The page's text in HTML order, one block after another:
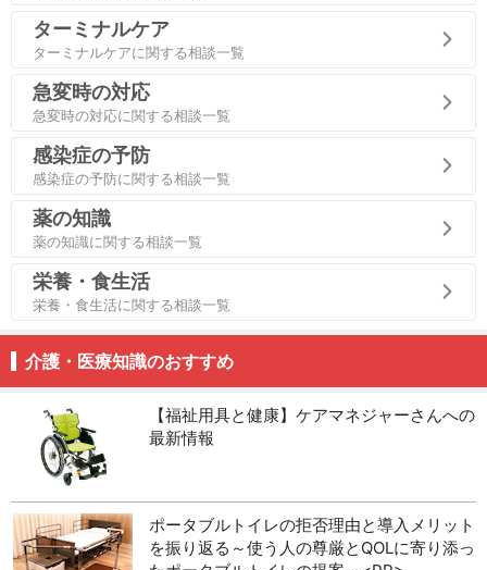
ターミナルケア
ターミナルケアに関する相談一覧
急変時の対応
急変時の対応に関する相談一覧
感染症の予防
感染症の予防に関する相談一覧
薬の知識
薬の知識に関する相談一覧
栄養・食生活
栄養・食生活に関する相談一覧
介護・医療知識のおすすめ
【福祉用具と健康】ケアマネジャーさんへの
最新情報
ポータブルトイレの拒否理由と導入メリット
を振り返る～使う人の尊厳とQOLに寄り添っ